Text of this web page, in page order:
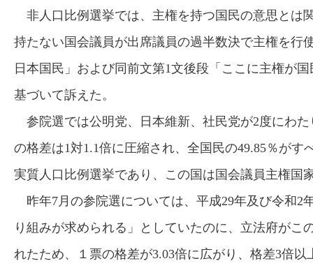
非人口比例選挙では、主権を持つ国民の意思とは
持たない国会議員が出席議員の過半数決で主権を行
日本国民」および同前文第1文後段「ここに主権が
基づいて訴えた。
参院選では公明党、日本維新、社民党が2度にわ
の格差は1対1.1倍に圧縮され、全国民の49.85％が
実質人口比例選挙であり、この国は国会議員主権国
昨年7月の参院選については、平成29年及び令和2
り組みが求められる」としていたのに、立法府が
れたため、１票の格差が3.03倍に広がり、格差3倍